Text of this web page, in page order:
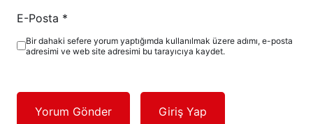
E-Posta *
Bir dahaki sefere yorum yaptığımda kullanılmak üzere adımı, e-posta
adresimi ve web site adresimi bu tarayıcıya kaydet.
Yorum Gönder Giriş Yap